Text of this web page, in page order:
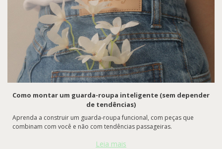
Como montar um guarda-roupa inteligente (sem depender
de tendências)
Aprenda a construir um guarda-roupa funcional, com peças que
combinam com você e não com tendências passageiras.
Leia mais